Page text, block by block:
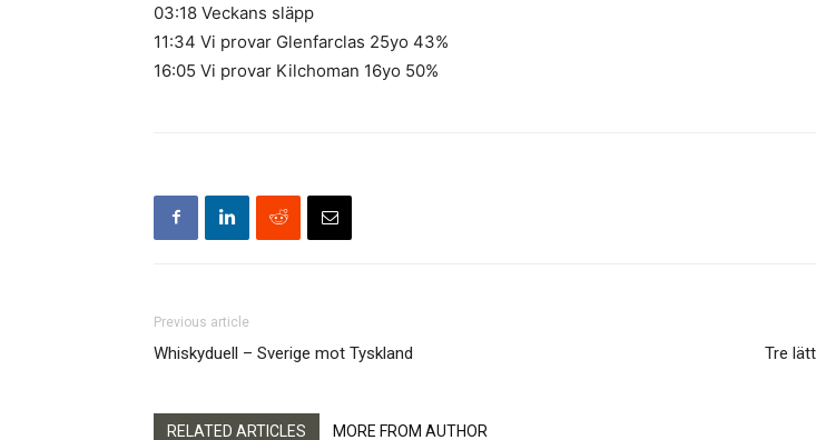
03:18 Veckans släpp
11:34 Vi provar Glenfarclas 25yo 43%
16:05 Vi provar Kilchoman 16yo 50%
Previous article
Whiskyduell – Sverige mot Tyskland Tre
RELATED ARTICLES MORE FROM AUTHOR